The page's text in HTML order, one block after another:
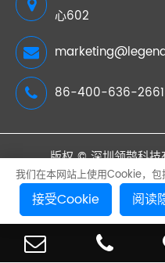
心602
86-400-636-2661
版权 ©深圳领鹊科
网站地
我们在本网站上使用Cookie，包
接受Cookie 阅读